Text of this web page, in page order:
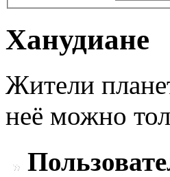
Ханудиане
Жители
неё можно